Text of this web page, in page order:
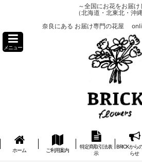
～全国にお花をお届け
（北海道・北東北・沖縄
奈良にある お届け専門の花屋
メニュー
ホーム ご利用案内
特定商取引法表
示
BRICKから
らせ